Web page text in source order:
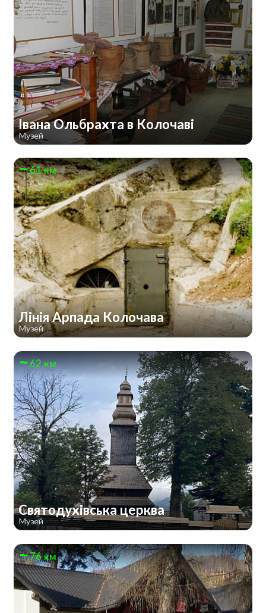
Івана Ольбрахта в Колочаві
Музей
61 км
Лінія Арпада Колочава
Музей
62 км
Святодухівська церква
Музей
76 км